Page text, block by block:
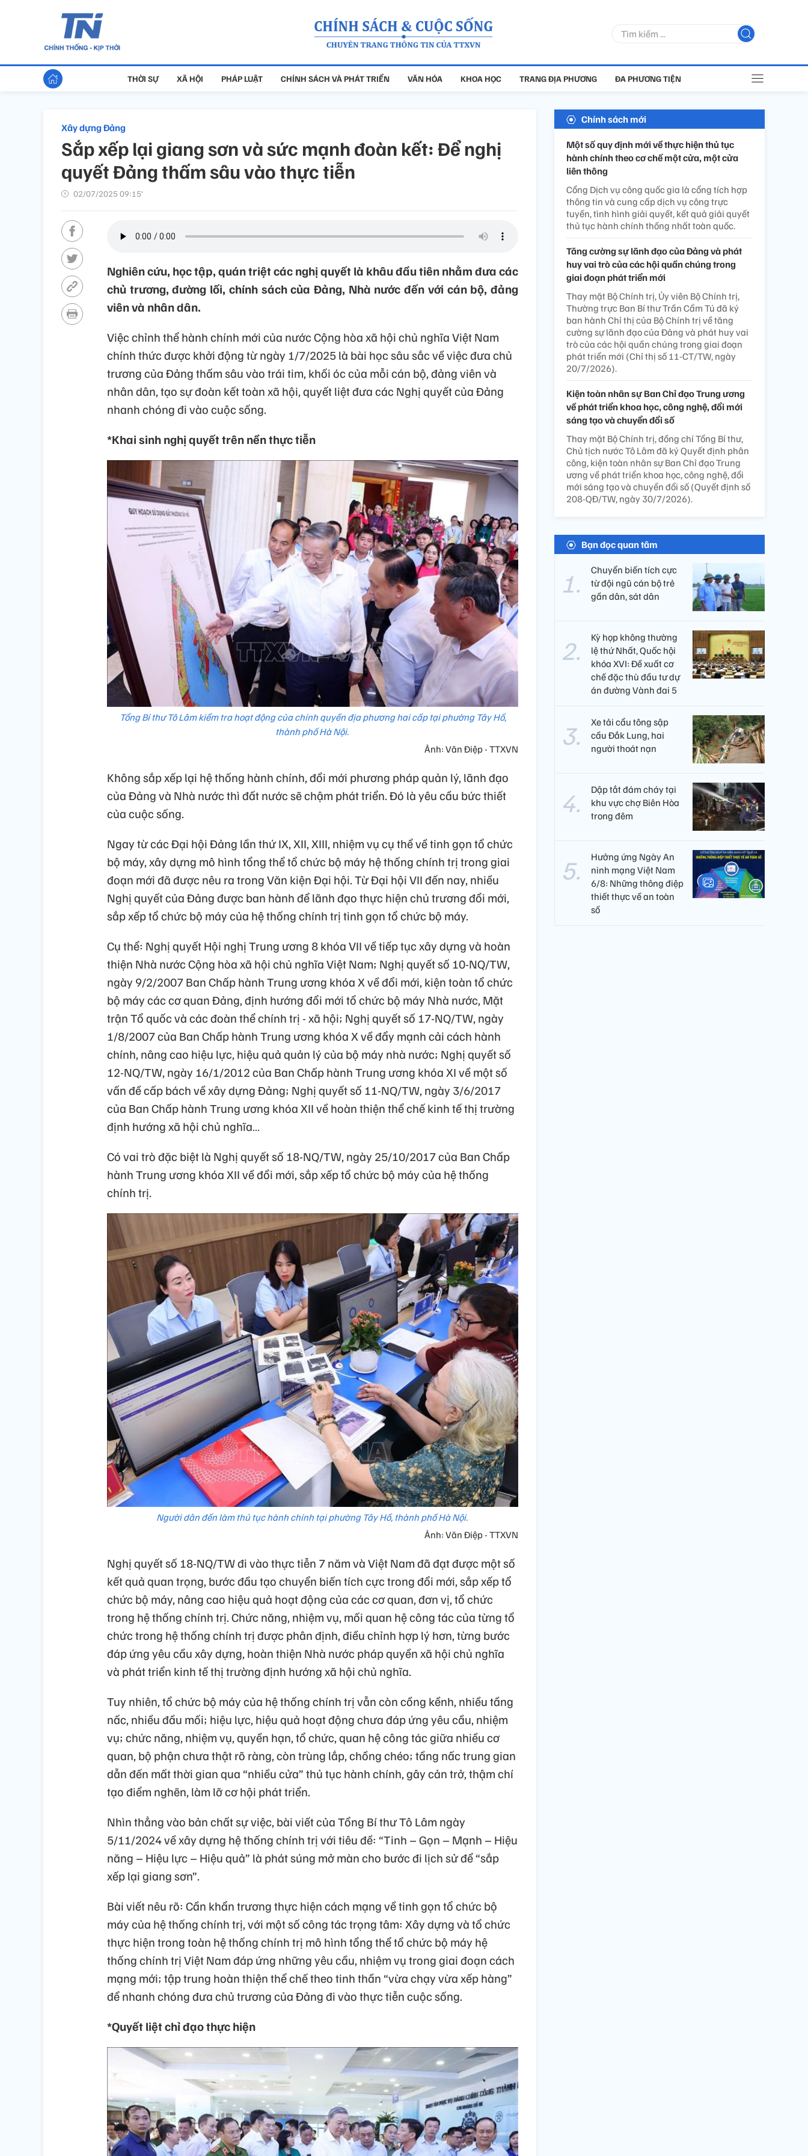
THỜI SỰ XÃ HỘI PHÁP LUẬT CHÍNH SÁCH VÀ PHÁT TRIỂN VĂN HÓA KHOA HỌC TRANG ĐỊA PHƯƠNG ĐA PHƯƠNG TIỆN
Xây dựng Đảng
Sắp xếp lại giang sơn và sức mạnh đoàn kết: Để nghị
quyết Đảng thấm sâu vào thực tiễn
02/07/2025 09:15’
Nghiên cứu, học tập, quán triệt các nghị quyết là khâu đầu tiên nhằm đưa các
chủ trương, đường lối, chính sách của Đảng, Nhà nước đến với cán bộ, đảng
viên và nhân dân.
Việc chỉnh thể hành chính mới của nước Cộng hòa xã hội chủ nghĩa Việt Nam
chính thức được khởi động từ ngày 1/7/2025 là bài học sâu sắc về việc đưa chủ
trương của Đảng thấm sâu vào trái tim, khối óc của mỗi cán bộ, đảng viên và
nhân dân, tạo sự đoàn kết toàn xã hội, quyết liệt đưa các Nghị quyết của Đảng
nhanh chóng đi vào cuộc sống.
*Khai sinh nghị quyết trên nền thực tiễn
Tổng Bí thư Tô Lâm kiểm tra hoạt động của chính quyền địa phương hai cấp tại phường Tây Hồ,
thành phố Hà Nội.
Ảnh: Văn Điệp - TTXVN
Không sắp xếp lại hệ thống hành chính, đổi mới phương pháp quản lý, lãnh đạo
của Đảng và Nhà nước thì đất nước sẽ chậm phát triển. Đó là yêu cầu bức thiết
của cuộc sống.
Ngay từ các Đại hội Đảng lần thứ IX, XII, XIII, nhiệm vụ cụ thể về tinh gọn tổ chức
bộ máy, xây dựng mô hình tổng thể tổ chức bộ máy hệ thống chính trị trong giai
đoạn mới đã được nêu ra trong Văn kiện Đại hội. Từ Đại hội VII đến nay, nhiều
Nghị quyết của Đảng được ban hành để lãnh đạo thực hiện chủ trương đổi mới,
sắp xếp tổ chức bộ máy của hệ thống chính trị tinh gọn tổ chức bộ máy.
Cụ thể: Nghị quyết Hội nghị Trung ương 8 khóa VII về tiếp tục xây dựng và hoàn
thiện Nhà nước Cộng hòa xã hội chủ nghĩa Việt Nam; Nghị quyết số 10-NQ/TW,
ngày 9/2/2007 Ban Chấp hành Trung ương khóa X về đổi mới, kiện toàn tổ chức
bộ máy các cơ quan Đảng, định hướng đổi mới tổ chức bộ máy Nhà nước, Mặt
trận Tổ quốc và các đoàn thể chính trị - xã hội; Nghị quyết số 17-NQ/TW, ngày
1/8/2007 của Ban Chấp hành Trung ương khóa X về đẩy mạnh cải cách hành
chính, nâng cao hiệu lực, hiệu quả quản lý của bộ máy nhà nước; Nghị quyết số
12-NQ/TW, ngày 16/1/2012 của Ban Chấp hành Trung ương khóa XI về một số
vấn đề cấp bách về xây dựng Đảng; Nghị quyết số 11-NQ/TW, ngày 3/6/2017
của Ban Chấp hành Trung ương khóa XII về hoàn thiện thể chế kinh tế thị trường
định hướng xã hội chủ nghĩa…
Có vai trò đặc biệt là Nghị quyết số 18-NQ/TW, ngày 25/10/2017 của Ban Chấp
hành Trung ương khóa XII về đổi mới, sắp xếp tổ chức bộ máy của hệ thống
chính trị.
Người dân đến làm thủ tục hành chính tại phường Tây Hồ, thành phố Hà Nội.
Ảnh: Văn Điệp - TTXVN
Nghị quyết số 18-NQ/TW đi vào thực tiễn 7 năm và Việt Nam đã đạt được một số
kết quả quan trọng, bước đầu tạo chuyển biến tích cực trong đổi mới, sắp xếp tổ
chức bộ máy, nâng cao hiệu quả hoạt động của các cơ quan, đơn vị, tổ chức
trong hệ thống chính trị. Chức năng, nhiệm vụ, mối quan hệ công tác của từng tổ
chức trong hệ thống chính trị được phân định, điều chỉnh hợp lý hơn, từng bước
đáp ứng yêu cầu xây dựng, hoàn thiện Nhà nước pháp quyền xã hội chủ nghĩa
và phát triển kinh tế thị trường định hướng xã hội chủ nghĩa.
Tuy nhiên, tổ chức bộ máy của hệ thống chính trị vẫn còn cồng kềnh, nhiều tầng
nấc, nhiều đầu mối; hiệu lực, hiệu quả hoạt động chưa đáp ứng yêu cầu, nhiệm
vụ; chức năng, nhiệm vụ, quyền hạn, tổ chức, quan hệ công tác giữa nhiều cơ
quan, bộ phận chưa thật rõ ràng, còn trùng lắp, chồng chéo; tầng nấc trung gian
dẫn đến mất thời gian qua “nhiều cửa” thủ tục hành chính, gây cản trở, thậm chí
tạo điểm nghẽn, làm lỡ cơ hội phát triển.
Nhìn thẳng vào bản chất sự việc, bài viết của Tổng Bí thư Tô Lâm ngày
5/11/2024 về xây dựng hệ thống chính trị với tiêu đề: “Tinh – Gọn – Mạnh – Hiệu
năng – Hiệu lực – Hiệu quả” là phát súng mở màn cho bước đi lịch sử để “sắp
xếp lại giang sơn”.
Bài viết nêu rõ: Cần khẩn trương thực hiện cách mạng về tinh gọn tổ chức bộ
máy của hệ thống chính trị, với một số công tác trọng tâm: Xây dựng và tổ chức
thực hiện trong toàn hệ thống chính trị mô hình tổng thể tổ chức bộ máy hệ
thống chính trị Việt Nam đáp ứng những yêu cầu, nhiệm vụ trong giai đoạn cách
mạng mới; tập trung hoàn thiện thể chế theo tinh thần “vừa chạy vừa xếp hàng”
để nhanh chóng đưa chủ trương của Đảng đi vào thực tiễn cuộc sống.
*Quyết liệt chỉ đạo thực hiện
Chính sách mới
Một số quy định mới về thực hiện thủ tục
hành chính theo cơ chế một cửa, một cửa
liên thông
Cổng Dịch vụ công quốc gia là cổng tích hợp
thông tin và cung cấp dịch vụ công trực
tuyến, tình hình giải quyết, kết quả giải quyết
thủ tục hành chính thống nhất toàn quốc.
Tăng cường sự lãnh đạo của Đảng và phát
huy vai trò của các hội quần chúng trong
giai đoạn phát triển mới
Thay mặt Bộ Chính trị, Ủy viên Bộ Chính trị,
Thường trực Ban Bí thư Trần Cẩm Tú đã ký
ban hành Chỉ thị của Bộ Chính trị về tăng
cường sự lãnh đạo của Đảng và phát huy vai
trò của các hội quần chúng trong giai đoạn
phát triển mới (Chỉ thị số 11-CT/TW, ngày
20/7/2026).
Kiện toàn nhân sự Ban Chỉ đạo Trung ương
về phát triển khoa học, công nghệ, đổi mới
sáng tạo và chuyển đổi số
Thay mặt Bộ Chính trị, đồng chí Tổng Bí thư,
Chủ tịch nước Tô Lâm đã ký Quyết định phân
công, kiện toàn nhân sự Ban Chỉ đạo Trung
ương về phát triển khoa học, công nghệ, đổi
mới sáng tạo và chuyển đổi số (Quyết định số
208-QĐ/TW, ngày 30/7/2026).
Bạn đọc quan tâm
Chuyển biến tích cực
từ đội ngũ cán bộ trẻ
gần dân, sát dân
Kỳ họp không thường
lệ thứ Nhất, Quốc hội
khóa XVI: Đề xuất cơ
chế đặc thù đầu tư dự
án đường Vành đai 5
Xe tải cẩu tông sập
cầu Đắk Lung, hai
người thoát nạn
Dập tắt đám cháy tại
khu vực chợ Biên Hòa
trong đêm
Hưởng ứng Ngày An
ninh mạng Việt Nam
6/8: Những thông điệp
thiết thực về an toàn
số